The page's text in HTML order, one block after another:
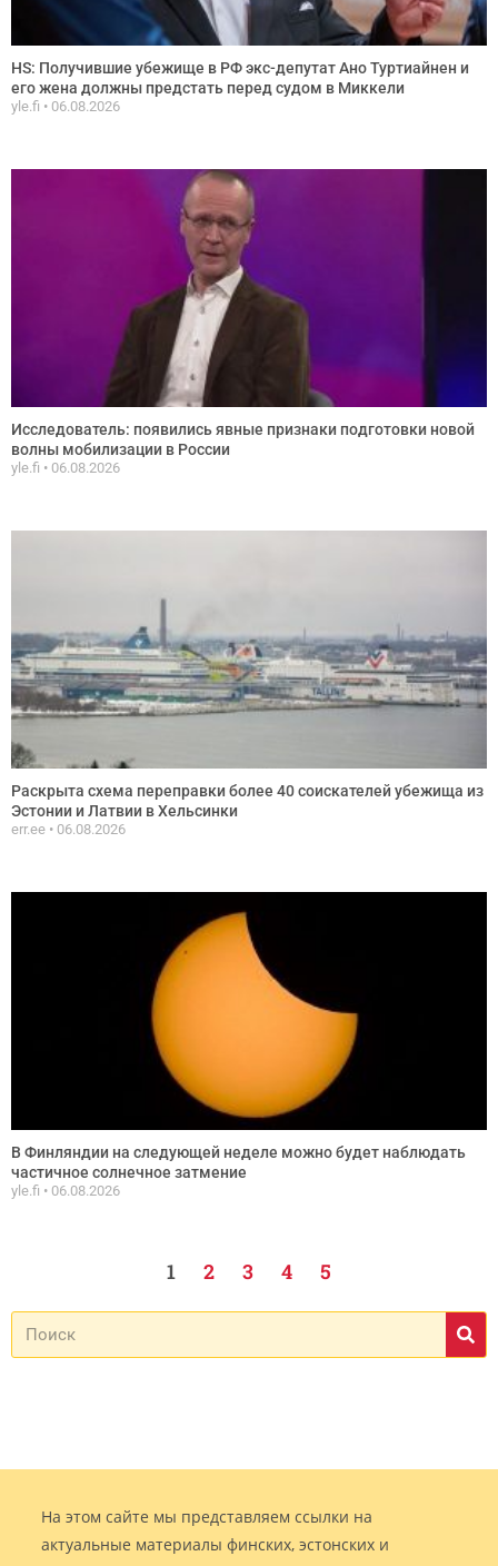
HS: Получившие убежище в РФ экс-депутат Ано Туртиайнен и
его жена должны предстать перед судом в Миккели
yle.fi 06.08.2026
Исследователь: появились явные признаки подготовки новой
волны мобилизации в России
yle.fi 06.08.2026
Раскрыта схема переправки более 40 соискателей убежища из
Эстонии и Латвии в Хельсинки
err.ee 06.08.2026
В Финляндии на следующей неделе можно будет наблюдать
частичное солнечное затмение
yle.fi 06.08.2026
1 2 3 4 5
На этом сайте мы представляем ссылки на
актуальные материалы финских, эстонских и